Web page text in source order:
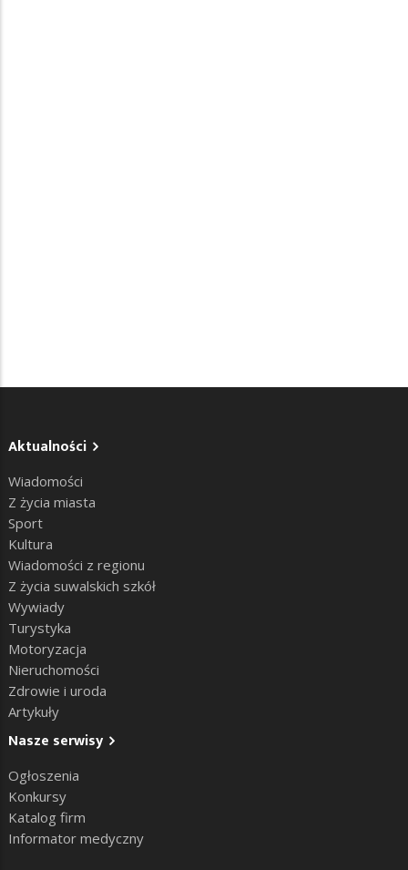
Aktualności
Wiadomości
Z życia miasta
Sport
Kultura
Wiadomości z regionu
Z życia suwalskich szkół
Wywiady
Turystyka
Motoryzacja
Nieruchomości
Zdrowie i uroda
Artykuły
Nasze serwisy
Ogłoszenia
Konkursy
Katalog firm
Informator medyczny